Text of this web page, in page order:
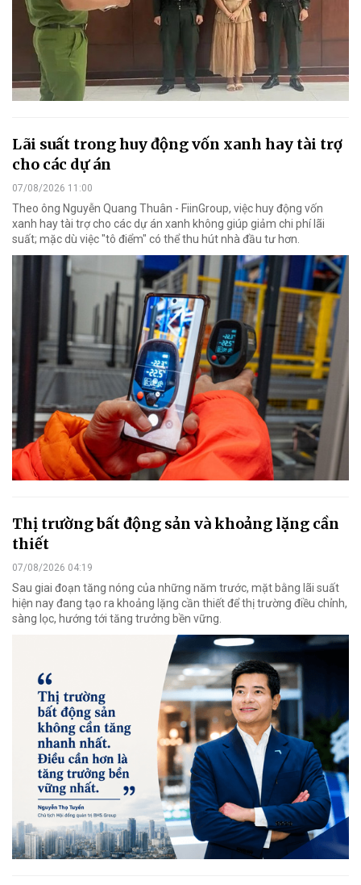
Lãi suất trong huy động vốn xanh hay tài trợ
cho các dự án
07/08/2026 11:00
Theo ông Nguyễn Quang Thuân - FiinGroup, việc huy động vốn
xanh hay tài trợ cho các dự án xanh không giúp giảm chi phí lãi
suất; mặc dù việc "tô điểm" có thể thu hút nhà đầu tư hơn.
Thị trường bất động sản và khoảng lặng cần
thiết
07/08/2026 04:19
Sau giai đoạn tăng nóng của những năm trước, mặt bằng lãi suất
hiện nay đang tạo ra khoảng lặng cần thiết để thị trường điều chỉnh,
sàng lọc, hướng tới tăng trưởng bền vững.